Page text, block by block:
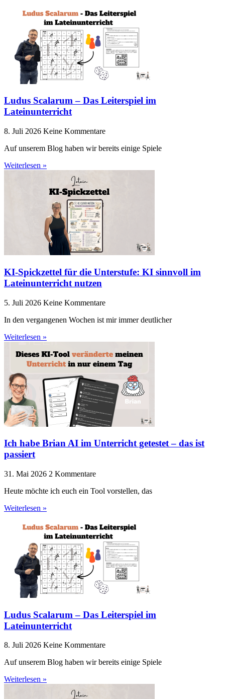
Ludus Scalarum – Das Leiterspiel im
Lateinunterricht
8. Juli 2026 Keine Kommentare
Auf unserem Blog haben wir bereits einige Spiele
Weiterlesen »
KI-Spickzettel für die Unterstufe: KI sinnvoll im
Lateinunterricht nutzen
5. Juli 2026 Keine Kommentare
In den vergangenen Wochen ist mir immer deutlicher
Weiterlesen »
Ich habe Brian AI im Unterricht getestet – das ist
passiert
31. Mai 2026 2 Kommentare
Heute möchte ich euch ein Tool vorstellen, das
Weiterlesen »
Ludus Scalarum – Das Leiterspiel im
Lateinunterricht
8. Juli 2026 Keine Kommentare
Auf unserem Blog haben wir bereits einige Spiele
Weiterlesen »